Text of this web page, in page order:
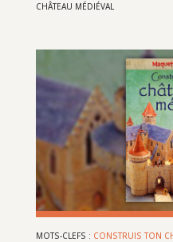
CHÂTEAU MÉDIÉVAL
MOTS-CLEFS : CONSTRUIS TON